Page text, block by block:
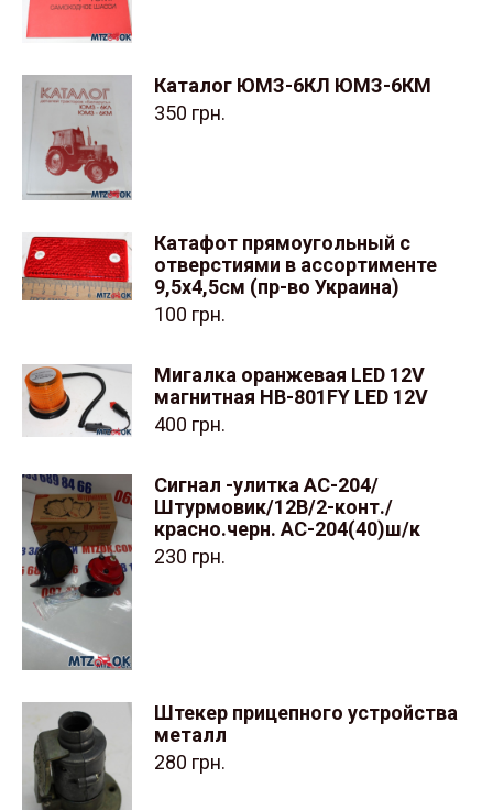
Каталог ЮМЗ-6КЛ ЮМЗ-6КМ
350 грн.
Катафот прямоугольный с
отверстиями в ассортименте
9,5х4,5см (пр-во Украина)
100 грн.
Мигалка оранжевая LED 12V
магнитная HB-801FY LED 12V
400 грн.
Сигнал -улитка АС-204/
Штурмовик/12В/2-конт./
красно.черн. АС-204(40)ш/к
230 грн.
Штекер прицепного устройства
металл
280 грн.